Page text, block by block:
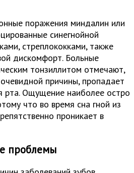
поражения миндалин или
синегнойной
стреплококками, также
дискомфорт. Больные
тонзиллитом отмечают,
причины, пропадает
рта. Ощущение наиболее остро
что во время сна гной из
проникает в
проблемы